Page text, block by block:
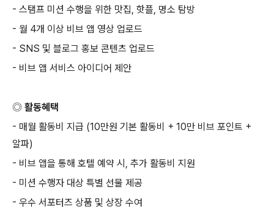
- 스탬프 미션 수행을 위한 맛집, 핫플, 명소 탐방
- 월 4개 이상 비브 앱 영상 업로드
- SNS 및 블로그 홍보 콘텐츠 업로드
- 비브 앱 서비스 아이디어 제안
◎ 활동혜택
- 매월 활동비 지급 (10만원 기본 활동비 + 10만 비브 포인트 +
알파)
- 비브 앱을 통해 호텔 예약 시 , 추가 활동비 지원
- 미션 수행자 대상 특별 선물 제공
- 우수 서포터즈 상품 및 상장 수여